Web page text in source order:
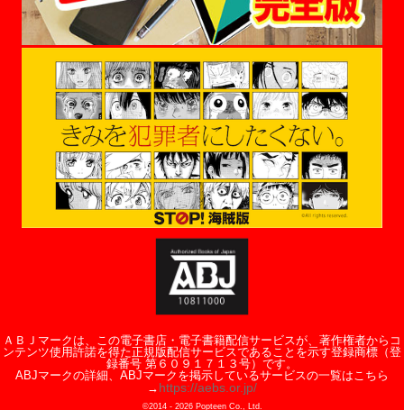
ＡＢＪマークは、この電子書店・電子書籍配信サービスが、著作権者からコ
ンテンツ使用許諾を得た正規版配信サービスであることを示す登録商標（登
録番号 第６０９１７１３号）です。
ABJマークの詳細、ABJマークを掲示しているサービスの一覧はこちら
→ https://aebs.or.jp/
©2014 - 2026Popteen Co., Ltd.